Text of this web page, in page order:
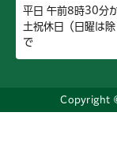
平日 午前8時30分
土祝休日（日曜は
で
Copyright